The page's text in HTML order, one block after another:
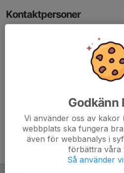
Kontaktpersoner
E-post visas bara för
Georgios Tselekidis
070-818 57 65
E-post visas bara för
Godkänn
Vi använder oss av
webbplats ska fungera
även för webbanalys i
förbättra våra
Så använder